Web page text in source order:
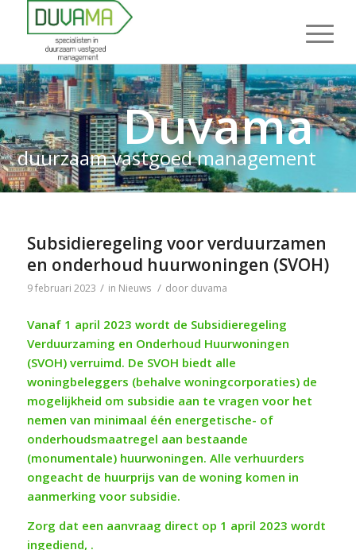
Duvama
duurzaam vastgoed management
Subsidieregeling voor verduurzamen
en onderhoud huurwoningen (SVOH)
9 februari 2023 / in Nieuws / door duvama
Vanaf 1 april 2023 wordt de Subsidieregeling
Verduurzaming en Onderhoud Huurwoningen
(SVOH) verruimd. De SVOH biedt alle
woningbeleggers (behalve woningcorporaties) de
mogelijkheid om subsidie aan te vragen voor het
nemen van minimaal één energetische- of
onderhoudsmaatregel aan bestaande
(monumentale) huurwoningen. Alle verhuurders
ongeacht de huurprijs van de woning komen in
aanmerking voor subsidie.
Zorg dat een aanvraag direct op 1 april 2023 wordt
ingediend, .